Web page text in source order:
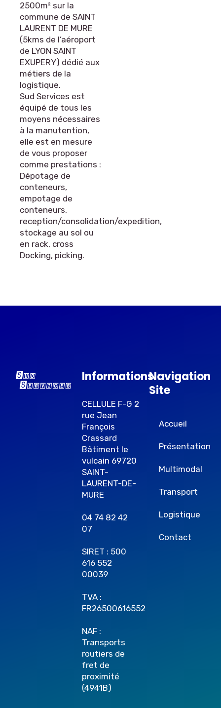
2500m² sur la
commune de SAINT
LAURENT DE MURE
(5kms de l’aéroport
de LYON SAINT
EXUPERY) dédié aux
métiers de la
logistique.
Sud Services est
équipé de tous les
moyens nécessaires
à la manutention,
elle est en mesure
de vous proposer
comme prestations :
Dépotage de
conteneurs,
empotage de
conteneurs,
reception/consolidation/expedition,
stockage au sol ou
en rack, cross
Docking, picking.
Informations
CELLULE F-G 2
rue Jean
François
Crassard
Bâtiment le
vulcain 69720
SAINT-
LAURENT-DE-
MURE
04 74 82 42
07
SIRET : 500
616 552
00039
TVA :
FR26500616552
NAF :
Transports
routiers de
fret de
proximité
(4941B)
Navigation
Site
Accueil
Présentation
Multimodal
Transport
Logistique
Contact